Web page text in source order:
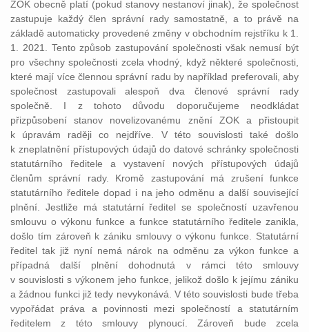
ZOK obecně platí (pokud stanovy nestanoví jinak), že společnost
zastupuje každý člen správní rady samostatně, a to právě na
základě automaticky provedené změny v obchodním rejstříku k 1.
1. 2021. Tento způsob zastupování společnosti však nemusí být
pro všechny společnosti zcela vhodný, když některé společnosti,
které mají více člennou správní radu by například preferovali, aby
společnost zastupovali alespoň dva členové správní rady
společně. I z tohoto důvodu doporučujeme neodkládat
přizpůsobení stanov novelizovanému znění ZOK a přistoupit
k úpravám raději co nejdříve. V této souvislosti také došlo
k zneplatnění přístupových údajů do datové schránky společnosti
statutárního ředitele a vystavení nových přístupových údajů
členům správní rady. Kromě zastupování má zrušení funkce
statutárního ředitele dopad i na jeho odměnu a další související
plnění. Jestliže má statutární ředitel se společností uzavřenou
smlouvu o výkonu funkce a funkce statutárního ředitele zanikla,
došlo tím zároveň k zániku smlouvy o výkonu funkce. Statutární
ředitel tak již nyní nemá nárok na odměnu za výkon funkce a
případná další plnění dohodnutá v rámci této smlouvy
v souvislosti s výkonem jeho funkce, jelikož došlo k jejímu zániku
a žádnou funkci již tedy nevykonává. V této souvislosti bude třeba
vypořádat práva a povinnosti mezi společností a statutárním
ředitelem z této smlouvy plynoucí. Zároveň bude zcela